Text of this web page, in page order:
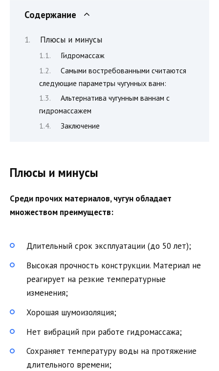
Содержание
Плюсы и минусы
Гидромассаж
Самыми востребованными считаются
следующие параметры чугунных ванн:
Альтернатива чугунным ваннам с
гидромассажем
Заключение
Плюсы и минусы
Среди прочих материалов, чугун обладает
множеством преимуществ:
Длительный срок эксплуатации (до 50 лет);
Высокая прочность конструкции. Материал не
реагирует на резкие температурные
изменения;
Хорошая шумоизоляция;
Нет вибраций при работе гидромассажа;
Сохраняет температуру воды на протяжение
длительного времени;